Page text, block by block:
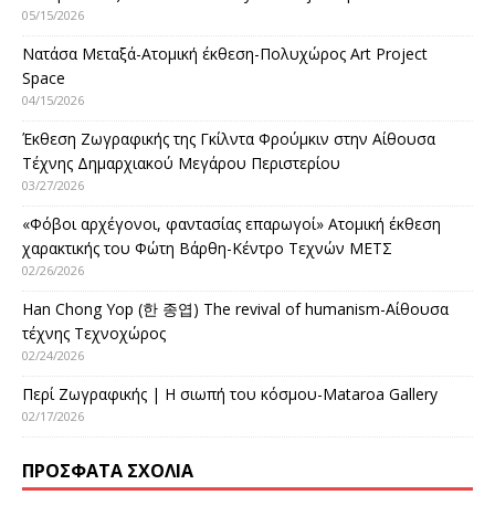
05/15/2026
Νατάσα Μεταξά-Ατομική έκθεση-Πολυχώρος Art Project
Space
04/15/2026
Έκθεση Ζωγραφικής της Γκίλντα Φρούμκιν στην Αίθουσα
Τέχνης Δημαρχιακού Μεγάρου Περιστερίου
03/27/2026
«Φόβοι αρχέγονοι, φαντασίας επαρωγοί» Ατομική έκθεση
χαρακτικής του Φώτη Βάρθη-Κέντρο Τεχνών ΜΕΤΣ
02/26/2026
Han Chong Yop (한 종엽) The revival of humanism-Αίθουσα
τέχνης Τεχνοχώρος
02/24/2026
Περί Ζωγραφικής | Η σιωπή του κόσμου-Mataroa Gallery
02/17/2026
ΠΡΌΣΦΑΤΑ ΣΧΌΛΙΑ